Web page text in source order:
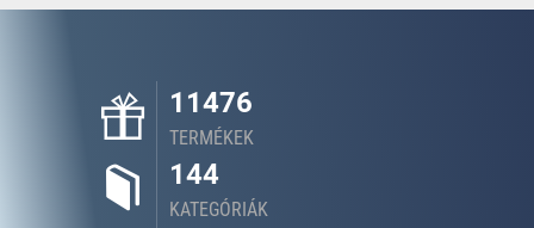
11476
TERMÉKEK
144
KATEGÓRIÁK